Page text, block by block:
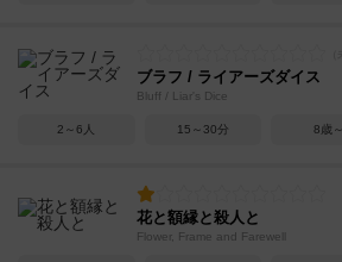
ブラフ / ライアーズダイス
Bluff / Liar's Dice
2～6人 15～30分 8歳～
花と額縁と殺人と
Flower, Frame and Farewell